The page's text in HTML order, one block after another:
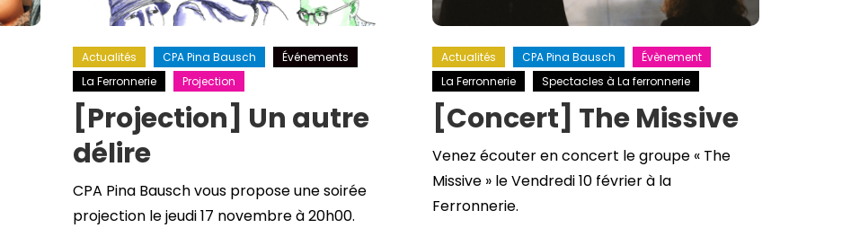
Actualités CPA Pina Bausch
Événements
La Ferronnerie
Projection
[Projection] Un autre
délire
CPA Pina Bausch vous propose une soirée
projection le jeudi 17 novembre à 20h00.
Actualités CPA Pina Bausch
Évènement
La Ferronnerie
Spectacles à La ferronnerie
[Concert] The Missive
Venez écouter en concert le groupe « The
Missive » le Vendredi 10 février à la
Ferronnerie.